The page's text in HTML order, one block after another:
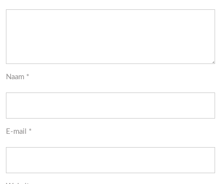
Naam *
E-mail *